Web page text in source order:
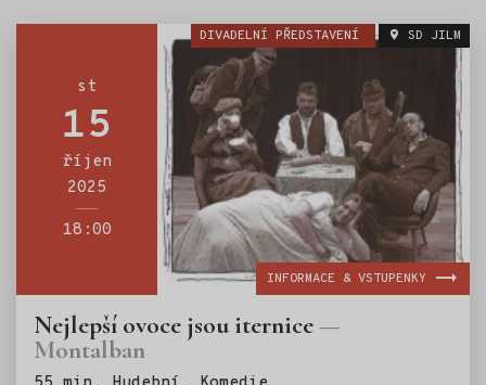
st
15
říjen
2025
18:00
DIVADELNÍ PŘEDSTAVENÍ SD JILM
Nejlepší ovoce jsou iternice
Montalban
INFORMACE & VSTUPENKY